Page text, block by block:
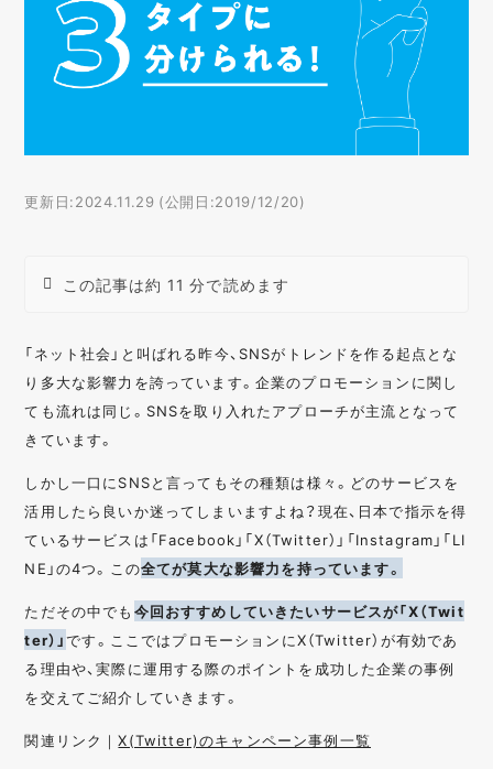
更新日:2024.11.29 (公開日:2019/12/20)
この記事は約 11 分で読めます
「ネット社会」と叫ばれる昨今、SNSがトレンドを作る起点とな
り多大な影響力を誇っています。企業のプロモーションに関し
ても流れは同じ。SNSを取り入れたアプローチが主流となって
きています。
しかし一口にSNSと言ってもその種類は様々。どのサービスを
活用したら良いか迷ってしまいますよね？現在、日本で指示を得
ているサービスは「Facebook」「X（Twitter）」「Instagram」「LI
NE」の4つ。この全てが莫大な影響力を持っています。
ただその中でも 今回おすすめしていきたいサービスが「X（Twit
ter）」です。ここではプロモーションにX（Twitter）が有効であ
る理由や、実際に運用する際のポイントを成功した企業の事例
を交えてご紹介していきます。
関連リンク｜X(Twitter)のキャンペーン事例一覧